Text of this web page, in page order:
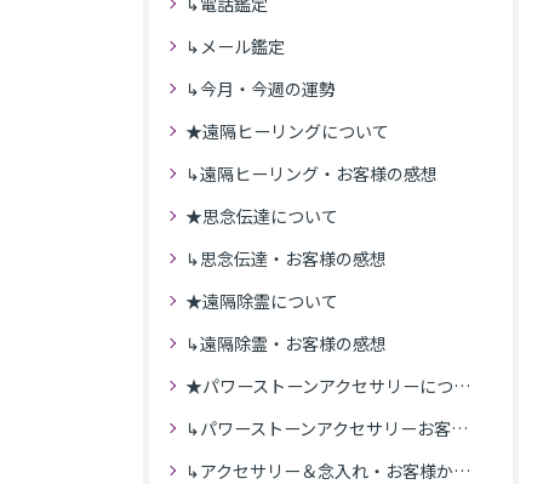
↳メール鑑定
↳今月・今週の運勢
★遠隔ヒーリングについて
↳遠隔ヒーリング・お客様の感想
★思念伝達について
↳思念伝達・お客様の感想
★遠隔除霊について
↳遠隔除霊・お客様の感想
★パワーストーンアクセサリーについて
↳パワーストーンアクセサリーお客様の発送商品一覧
↳アクセサリー＆念入れ・お客様からの感想